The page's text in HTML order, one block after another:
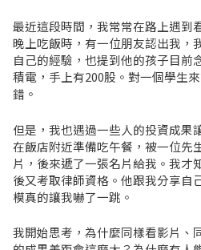
最近這段時間，我常常在路上遇到
晚上吃飯時，有一位朋友認出我，
自己的經驗，也提到他的孩子目前
積電，手上有200股。對一個學生
錯。
但是，我也遇過一些人的投資成果
在飯店附近準備吃午餐，被一位先
片，後來遞了一張名片給我。我才
後又考取律師資格。他跟我分享自
模真的讓我嚇了一跳。
我開始思考，為什麼同樣看影片、